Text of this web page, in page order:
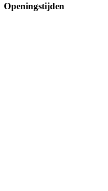
Openingstijden